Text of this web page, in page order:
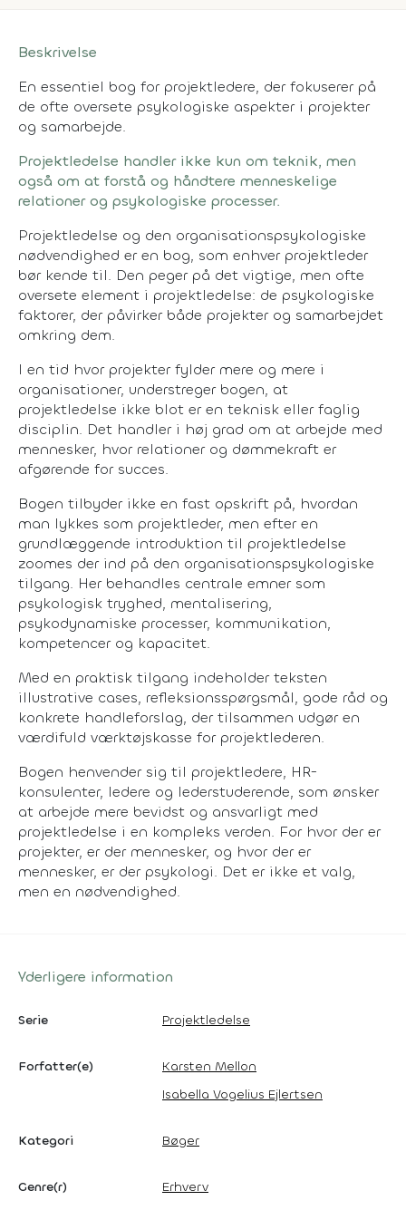
Beskrivelse
En essentiel bog for projektledere, der fokuserer på
de ofte oversete psykologiske aspekter i projekter
og samarbejde.
Projektledelse handler ikke kun om teknik, men
også om at forstå og håndtere menneskelige
relationer og psykologiske processer.
Projektledelse og den organisationspsykologiske
nødvendighed er en bog, som enhver projektleder
bør kende til. Den peger på det vigtige, men ofte
oversete element i projektledelse: de psykologiske
faktorer, der påvirker både projekter og samarbejdet
omkring dem.
I en tid hvor projekter fylder mere og mere i
organisationer, understreger bogen, at
projektledelse ikke blot er en teknisk eller faglig
disciplin. Det handler i høj grad om at arbejde med
mennesker, hvor relationer og dømmekraft er
afgørende for succes.
Bogen tilbyder ikke en fast opskrift på, hvordan
man lykkes som projektleder, men efter en
grundlæggende introduktion til projektledelse
zoomes der ind på den organisationspsykologiske
tilgang. Her behandles centrale emner som
psykologisk tryghed, mentalisering,
psykodynamiske processer, kommunikation,
kompetencer og kapacitet.
Med en praktisk tilgang indeholder teksten
illustrative cases, refleksionsspørgsmål, gode råd og
konkrete handleforslag, der tilsammen udgør en
værdifuld værktøjskasse for projektlederen.
Bogen henvender sig til projektledere, HR-
konsulenter, ledere og lederstuderende, som ønsker
at arbejde mere bevidst og ansvarligt med
projektledelse i en kompleks verden. For hvor der er
projekter, er der mennesker, og hvor der er
mennesker, er der psykologi. Det er ikke et valg,
men en nødvendighed.
Yderligere information
Serie Projektledelse
Forfatter(e)
Karsten Mellon
Isabella Vogelius Ejlertsen
Kategori Bøger
Genre(r) Erhverv